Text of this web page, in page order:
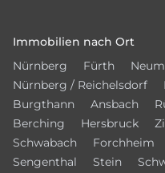
Immobilien nach Ort
Nürnberg
Fürth
Nürnberg / Reichelsdorf
Burgthann
Ansbach
Berching
Hersbruck
Schwabach
Forchheim
Sengenthal
Stein